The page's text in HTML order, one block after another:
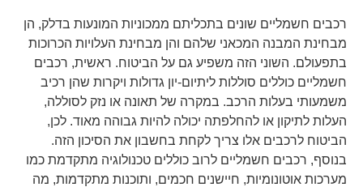
רכבים חשמליים שונים בתכליתם ממכוניות המונעות בדלק, הן
מבחינת המבנה המכאני שלהם והן מבחינת העלויות הכרוכות
בתפעולם. השוני הזה משפיע גם על הביטוח. ראשית, רכבים
חשמליים כוללים סוללות ליתיום-יון גדולות ויקרות שהן רכיב
משמעותי בעלות הרכב. במקרה של תאונה או נזק לסוללה,
העלות לתיקון או להחלפתה יכולה להיות גבוהה מאוד. לכן,
הביטוח לרכבים אלו צריך לקחת בחשבון את הסיכון הזה.
בנוסף, רכבים חשמליים לרוב כוללים טכנולוגיה מתקדמת כמו
מערכות אוטונומיות, חיישנים חכמים, ותוכנות מתקדמות, מה